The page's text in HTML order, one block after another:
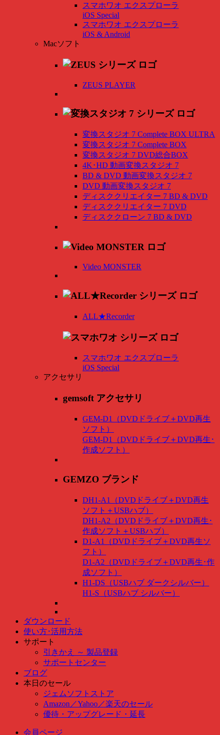
スマホワオ エクスプローラ
iOS Special
スマホワオ エクスプローラ
iOS & Android
Macソフト
ZEUS PLAYER
変換スタジオ 7 Complete BOX ULTRA
変換スタジオ 7 Complete BOX
変換スタジオ 7 DVD総合BOX
4K･HD 動画変換スタジオ 7
BD & DVD 動画変換スタジオ 7
DVD 動画変換スタジオ 7
ディスククリエイター 7 BD & DVD
ディスククリエイター 7 DVD
ディスククローン 7 BD & DVD
Video MONSTER
ALL★Recorder
スマホワオ エクスプローラ
iOS Special
アクセサリ
gemsoft アクセサリ
GEM-D1（DVDドライブ＋DVD再生
ソフト）
GEM-D1（DVDドライブ＋DVD再生･
作成ソフト）
GEMZO ブランド
DH1-A1（DVDドライブ＋DVD再生
ソフト＋USBハブ）
DH1-A2（DVDドライブ＋DVD再生･
作成ソフト＋USBハブ）
D1-A1（DVDドライブ＋DVD再生ソ
フト）
D1-A2（DVDドライブ＋DVD再生･作
成ソフト）
H1-DS（USBハブ ダークシルバー）
H1-S（USBハブ シルバー）
ダウンロード
使い方･活用方法
サポート
引きかえ ～ 製品登録
サポートセンター
ブログ
本日のセール
ジェムソフトストア
Amazon ／Yahoo ／楽天のセール
優待・アップグレード・延長
会員ページ